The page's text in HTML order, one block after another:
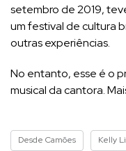
setembro de 2019,
um festival de cultura
outras experiências.
No entanto, esse é o
musical da cantora.
Desde Camões Kelly